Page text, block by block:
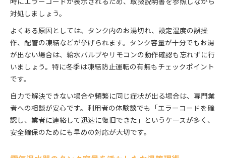
対処しましょう。
よくある原因としては、タンク内のお湯切れ、設定温度の誤操
作、配管の凍結などが挙げられます。タンク容量が十分でもお湯
が出ない場合は、給水バルブやリモコンの動作確認も忘れずに行
いましょう。特に冬季は凍結防止運転の有無もチェックポイント
です。
自力で解決できない場合や頻繁に同じ症状が出る場合は、専門業
者への相談が安心です。利用者の体験談でも「エラーコードを確
認し、業者に連絡して迅速に復旧できた」というケースが多く、
安全確保のためにも早めの対応が大切です。